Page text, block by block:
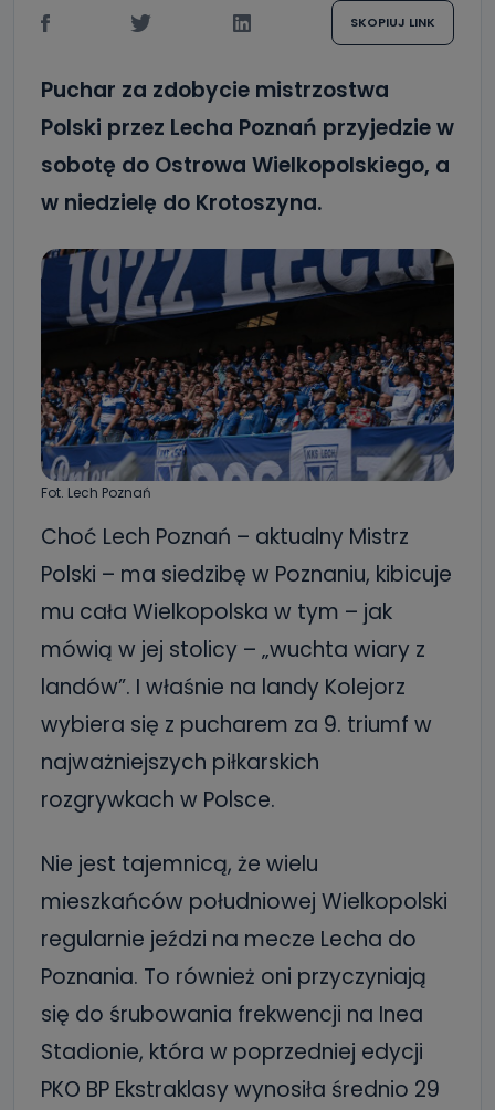
SKOPIUJ LINK
Puchar za zdobycie mistrzostwa
Polski przez Lecha Poznań przyjedzie w
sobotę do Ostrowa Wielkopolskiego, a
w niedzielę do Krotoszyna.
Fot. Lech Poznań
Choć Lech Poznań – aktualny Mistrz
Polski – ma siedzibę w Poznaniu, kibicuje
mu cała Wielkopolska w tym – jak
mówią w jej stolicy – „wuchta wiary z
landów”. I właśnie na landy Kolejorz
wybiera się z pucharem za 9. triumf w
najważniejszych piłkarskich
rozgrywkach w Polsce.
Nie jest tajemnicą, że wielu
mieszkańców południowej Wielkopolski
regularnie jeździ na mecze Lecha do
Poznania. To również oni przyczyniają
się do śrubowania frekwencji na Inea
Stadionie, która w poprzedniej edycji
PKO BP Ekstraklasy wynosiła średnio 29